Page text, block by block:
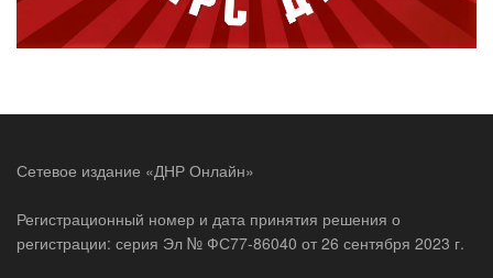
Сетевое издание «ДНР Онлайн»
Регистрационный номер и дата принятия решения о
регистрации: серия Эл № ФС77-86040 от 26 сентября 2023 г.